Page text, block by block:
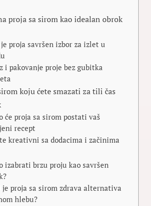
proja sa sirom kao idealan obrok
proja savršen izbor za izlet u
i pakovanje proje bez gubitka
koju ćete smazati za tili čas
će proja sa sirom postati vaš
recept
kreativni sa dodacima i začinima
izabrati brzu proju kao savršen
proja sa sirom zdrava alternativa
hlebu?